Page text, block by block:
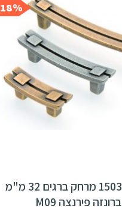
18%-
ידיות 15037 מרחק ברגים 32 מ"מ
ברונזה פירנצה M09